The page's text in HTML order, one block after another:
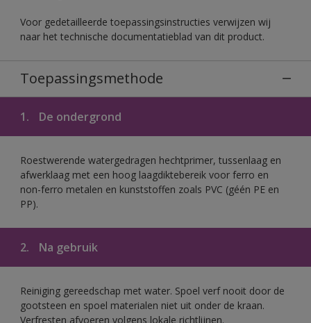
Voor gedetailleerde toepassingsinstructies verwijzen wij
naar het technische documentatieblad van dit product.
Toepassingsmethode
1. De ondergrond
Roestwerende watergedragen hechtprimer, tussenlaag en
afwerklaag met een hoog laagdiktebereik voor ferro en
non-ferro metalen en kunststoffen zoals PVC (géén PE en
PP).
2. Na gebruik
Reiniging gereedschap met water. Spoel verf nooit door de
gootsteen en spoel materialen niet uit onder de kraan.
Verfresten afvoeren volgens lokale richtlijnen.